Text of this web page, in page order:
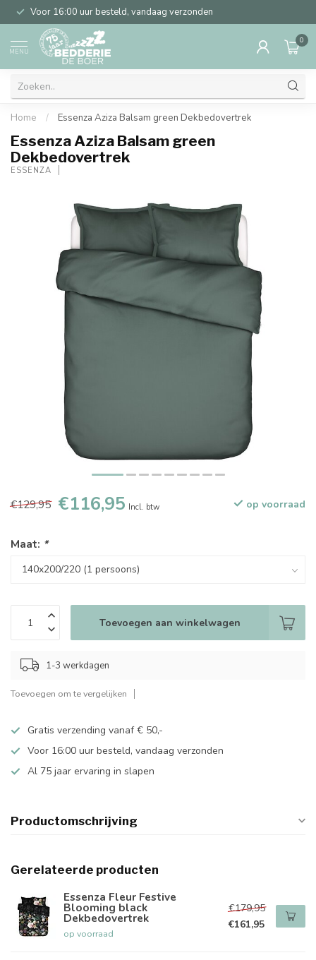
Voor 16:00 uur besteld, vandaag verzonden
MENU
0
Home / Essenza Aziza Balsam green Dekbedovertrek
Essenza Aziza Balsam green
Dekbedovertrek
ESSENZA
€129,95 €116,95 Incl. btw op voorraad
Maat: *
Toevoegen aan winkelwagen
1-3 werkdagen
Toevoegen om te vergelijken
Gratis verzending vanaf € 50,-
Voor 16:00 uur besteld, vandaag verzonden
Al 75 jaar ervaring in slapen
Productomschrijving
Gerelateerde producten
Essenza Fleur Festive
Blooming black
Dekbedovertrek
op voorraad
€179,95
€161,95